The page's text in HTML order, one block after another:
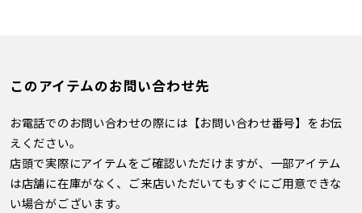
このアイテムのお問い合わせ先
お電話でのお問い合わせの際には【お問い合わせ番号】をお伝
えください。
店頭で実際にアイテムをご確認いただけますが、一部アイテム
は店舗に在庫がなく、ご来店いただいてもすぐにご用意できな
い場合がございます。